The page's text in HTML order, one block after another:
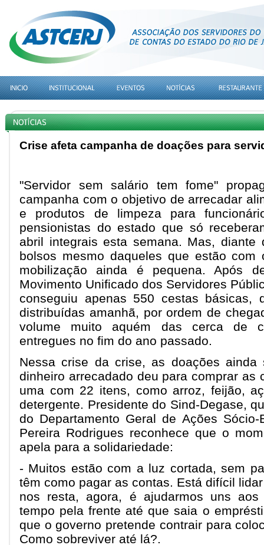
Crise afeta campanha de doações para
"Servidor sem salário tem fome"
campanha com o objetivo de arrecadar
e produtos de limpeza para
pensionistas do estado que só
abril integrais esta semana. Mas,
bolsos mesmo daqueles que estão
mobilização ainda é pequena. Após
Movimento Unificado dos Servidores
conseguiu apenas 550 cestas básicas,
distribuídas amanhã, por ordem de
volume muito aquém das cerca de
entregues no fim do ano passado.
Nessa crise da crise, as doações ainda
dinheiro arrecadado deu para comprar as
uma com 22 itens, como arroz, feijão,
detergente. Presidente do Sind-Degase,
do Departamento Geral de Ações
Pereira Rodrigues reconhece que o
apela para a solidariedade:
- Muitos estão com a luz cortada, sem
têm como pagar as contas. Está difícil
nos resta, agora, é ajudarmos uns aos
tempo pela frente até que saia o
que o governo pretende contrair para
Como sobreviver até lá?.